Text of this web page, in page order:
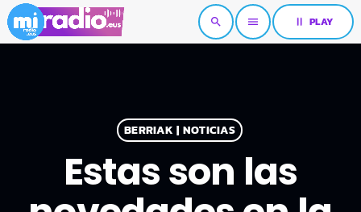
search menu pause PLAY
BERRIAK | NOTICIAS
Estas son las